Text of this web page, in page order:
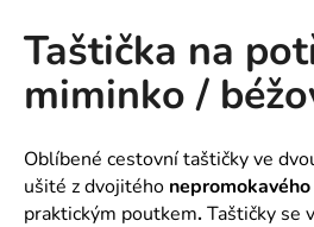
produktu
je
z
hvězdiček.
Taštička na
miminko /
Oblíbené cestovní taštičky ve
ušité z dvojitého nepromokavého
praktickým poutkem.Taštičky se
D
p
o
r